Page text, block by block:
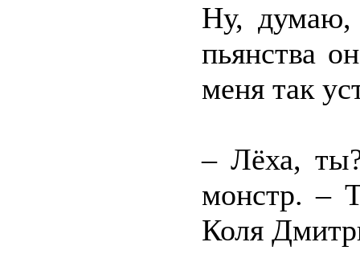
Ну,
пьянства
меня так
– Лёха,
монстр. –
Коля